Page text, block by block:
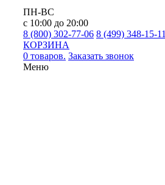
ПН-ВС
с 10:00 до 20:00
8 (800) 302-77-06 8 (499) 348-15-11
КОРЗИНА
0 товаров. Заказать звонок
Меню